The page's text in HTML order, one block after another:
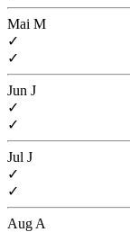
Mai M
✓
✓
Jun J
✓
✓
Jul J
✓
✓
Aug A